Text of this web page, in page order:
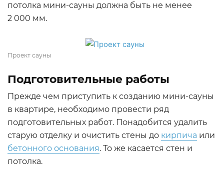
потолка мини-сауны должна быть не менее
2 000 мм.
Проект сауны
Подготовительные работы
Прежде чем приступить к созданию мини-сауны
в квартире, необходимо провести ряд
подготовительных работ. Понадобится удалить
старую отделку и очистить стены до кирпича или
бетонного основания. То же касается стен и
потолка.